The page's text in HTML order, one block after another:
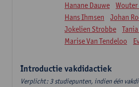
Hanane Dauwe
Wouter
Hans Ihmsen
Johan
Jokelien Strobbe
Marise Van Tendeloo
Introductie vakdidactiek
Verplicht: 3 studiepunten, indien één